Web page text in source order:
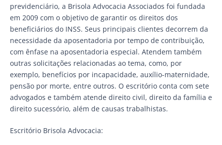
previdenciário, a Brisola Advocacia Associados foi fundada
em 2009 com o objetivo de garantir os direitos dos
beneficiários do INSS. Seus principais clientes decorrem da
necessidade da aposentadoria por tempo de contribuição,
com ênfase na aposentadoria especial. Atendem também
outras solicitações relacionadas ao tema, como, por
exemplo, benefícios por incapacidade, auxílio-maternidade,
pensão por morte, entre outros. O escritório conta com sete
advogados e também atende direito civil, direito da família e
direito sucessório, além de causas trabalhistas.
Escritório Brisola Advocacia: